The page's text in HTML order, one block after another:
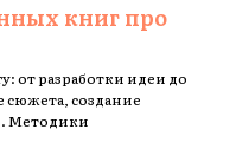
книг про
от разработки идеи до
создание
Методики